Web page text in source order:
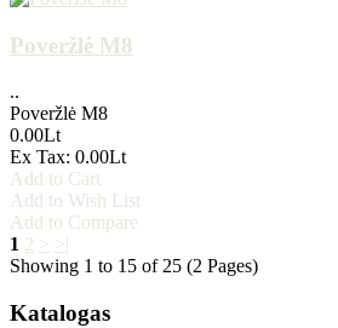
Poveržlė M8
..
Poveržlė M8
0.00Lt
Ex Tax: 0.00Lt
Add to Cart
Add to Wish List
Add to Compare
1 2 >
>|
Showing 1 to 15 of 25 (2 Pages)
Katalogas